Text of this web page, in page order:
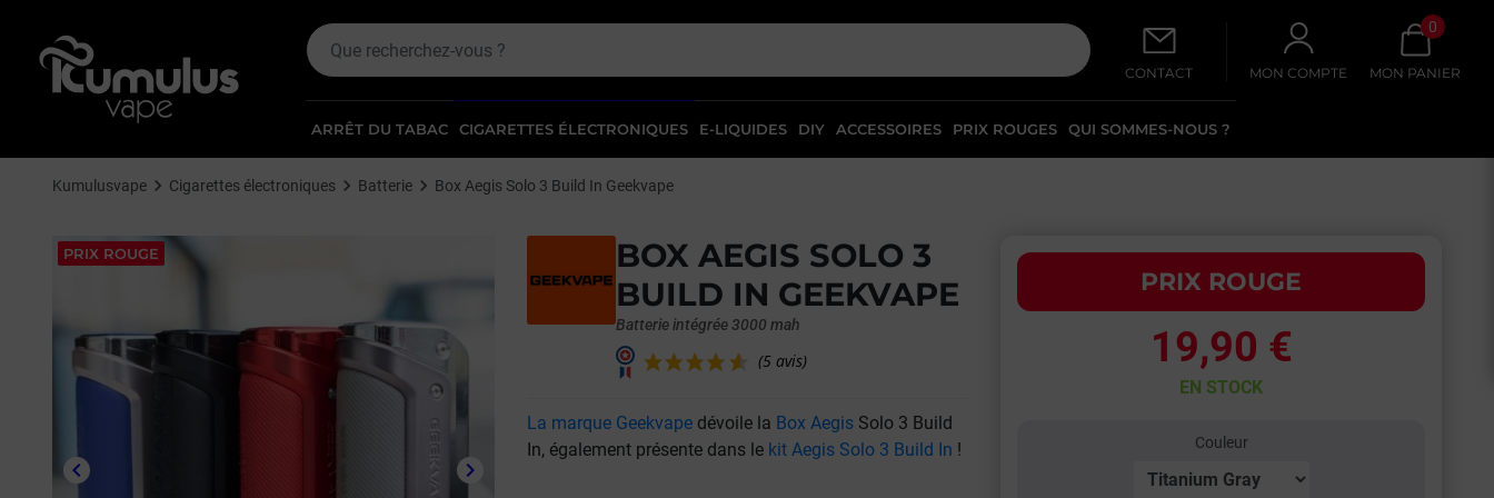
CONTACT
ARRÊT DU TABAC CIGARETTES ÉLECTRONIQUES E-LIQUIDES DIY ACCESSOIRES PRIX ROUGES QUI SOMMES-NOUS ?
MON COMPTE
0
MON PANIER
Kumulusvape Cigarettes électroniques Batterie Box Aegis Solo 3 Build In Geekvape
PRIX ROUGE
Précédent
keyboard_arrow_left Suivant
keyboard_arrow_right
BOX AEGIS SOLO 3
BUILD IN GEEKVAPE
(5 avis)
Batterie intégrée 3000 mah
La marque Geekvapedévoile la Box AegisSolo 3 Build
In, également présente dans le kit Aegis Solo 3 Build In !
PRIX ROUGE
19,90 €
EN STOCK
Couleur